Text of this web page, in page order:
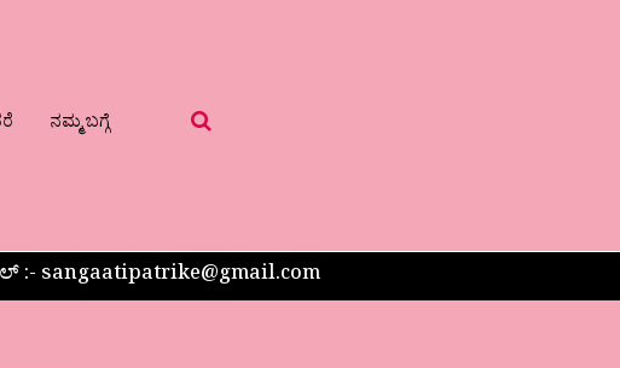
ನಮ್ಮ ಬಗ್ಗೆ
:- sangaatipatrike@gmail.com